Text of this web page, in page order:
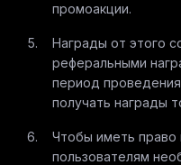
промоакции.
Награды от этого
реферальными
период
получать награды
Чтобы иметь право
пользователям